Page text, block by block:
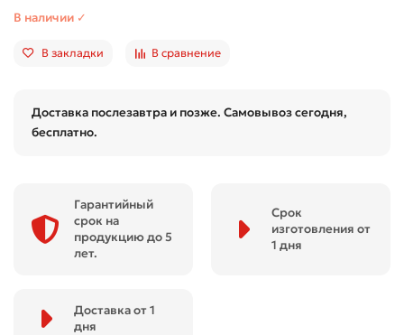
В наличии ✓
В закладки В сравнение
Доставка послезавтра и позже. Самовывоз сегодня,
бесплатно.
Гарантийный
срок на
продукцию до 5
лет.
Срок
изготовления от
1 дня
Доставка от 1
дня